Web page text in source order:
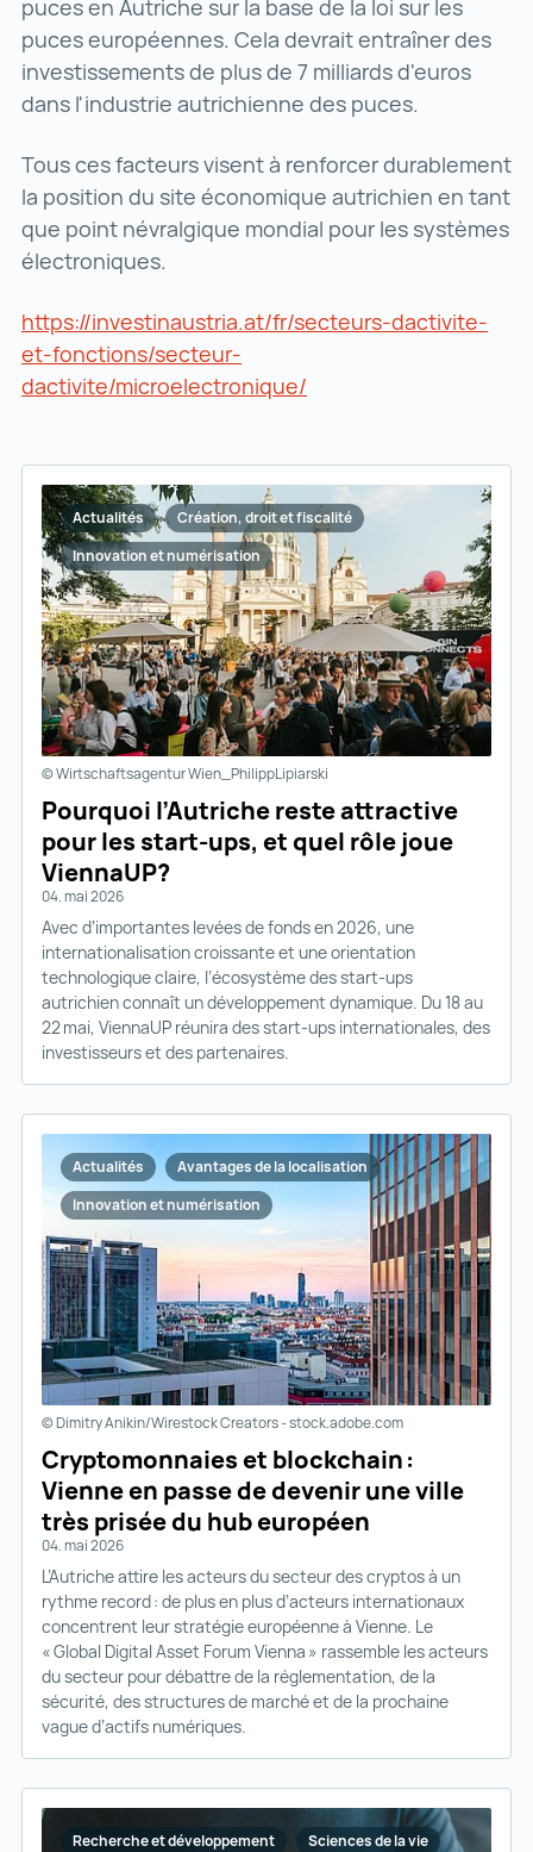
puces en Autriche sur la base de la loi sur les
puces européennes. Cela devrait entraîner des
investissements de plus de 7 milliards d'euros
dans l'industrie autrichienne des puces.
Tous ces facteurs visent à renforcer durablement
la position du site économique autrichien en tant
que point névralgique mondial pour les systèmes
électroniques.
https://investinaustria.at/fr/secteurs-dactivite-
et-fonctions/secteur-
dactivite/microelectronique/
Actualités
Création, droit et fiscalité
Innovation et numérisation
© Wirtschaftsagentur Wien_PhilippLipiarski
Pourquoi l’Autriche reste attractive
pour les start-ups, et quel rôle joue
ViennaUP?
04. mai 2026
Avec d’importantes levées de fonds en 2026, une
internationalisation croissante et une orientation
technologique claire, l’écosystème des start-ups
autrichien connaît un développement dynamique. Du 18 au
22 mai, ViennaUP réunira des start-ups internationales, des
investisseurs et des partenaires.
Actualités
Avantages de la localisation
Innovation et numérisation
© Dimitry Anikin/Wirestock Creators - stock.adobe.com
Cryptomonnaies et blockchain :
Vienne en passe de devenir une ville
très prisée du hub européen
04. mai 2026
L’Autriche attire les acteurs du secteur des cryptos à un
rythme record : de plus en plus d’acteurs internationaux
concentrent leur stratégie européenne à Vienne. Le
« Global Digital Asset Forum Vienna » rassemble les acteurs
du secteur pour débattre de la réglementation, de la
sécurité, des structures de marché et de la prochaine
vague d’actifs numériques.
Recherche et développement
Sciences de la vie